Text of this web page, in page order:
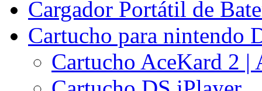
Cargador Portátil de
Cartucho para nintendo
Cartucho AceKard 2 |